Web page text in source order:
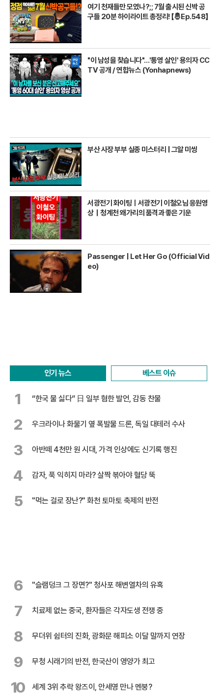
여기 천재들만 모였나?;; 7월 출시된 신박 공
구들 20분 하이라이트 총정리! 【🤴Ep.548】
"이 남성을 찾습니다"…'통영 살인' 용의자 CC
TV 공개 / 연합뉴스 (Yonhapnews)
부산 사장 부부 실종 미스터리 | 그알 미씽
서광전기 화이팅ㅣ서광전기 이철오님 응원영
상｜청계천 왜가리의 품격과 좋은 기운
Passenger | Let Her Go (Official Vid
eo)
인기 뉴스 베스트 이슈
1 “한국 물 싫다” 日 일부 혐한 발언, 감동 찬물
2 우크라이나 화물기 옆 폭발물 드론, 독일 대테러 수사
3 아반떼 4천만 원 시대, 가격 인상에도 신기록 행진
4 감자, 푹 익히지 마라? 살짝 볶아야 혈당 뚝
5 "먹는 걸로 장난?" 화천 토마토 축제의 반전
6 "슬램덩크 그 장면?" 청사포 해변열차의 유혹
7 치료제 없는 중국, 환자들은 각자도생 전쟁 중
8 무더위 쉼터의 진화, 광화문 해피소 이달 말까지 연장
9 무청 시래기의 반전, 한국산이 영양가 최고
10 세계 3위 추락 왕즈이, 안세영 만나 멘붕?